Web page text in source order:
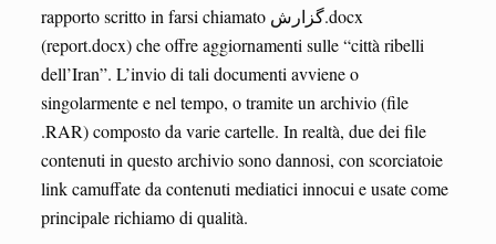
rapporto scritto in farsi chiamato گزارش.docx
(report.docx) che offre aggiornamenti sulle “città ribelli
dell’Iran”. L’invio di tali documenti avviene o
singolarmente e nel tempo, o tramite un archivio (file
.RAR) composto da varie cartelle. In realtà, due dei file
contenuti in questo archivio sono dannosi, con scorciatoie
link camuffate da contenuti mediatici innocui e usate come
principale richiamo di qualità.